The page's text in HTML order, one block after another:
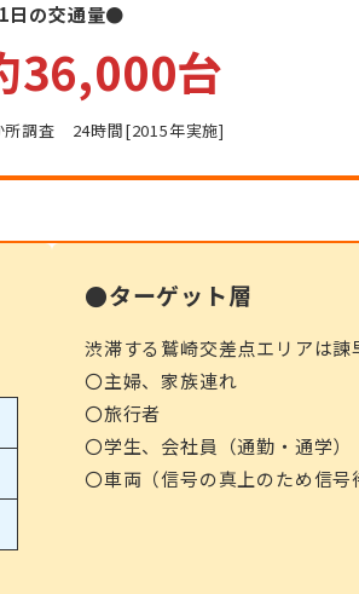
の交通量●
36,000台
所調査 24時間[2015年実施]
●ターゲット層
渋滞する鷲崎交差点エリアは諫
〇主婦、家族連れ
〇旅行者
〇学生、会社員（通勤・通学）
〇車両（信号の真上のため信号